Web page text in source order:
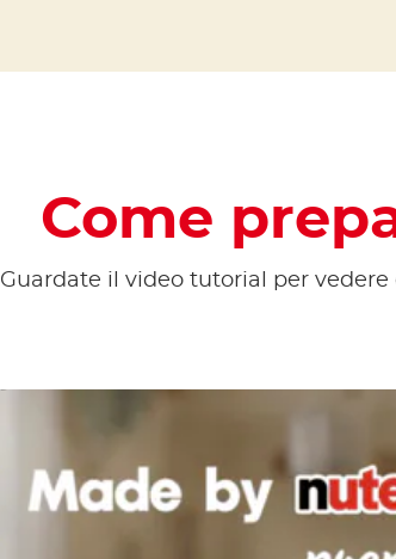
Come
Guardate il video tutorial per